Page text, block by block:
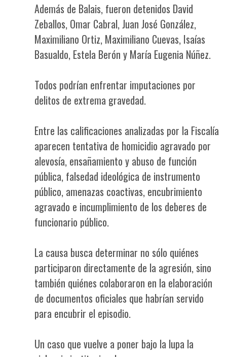
Además de Balais, fueron detenidos David
Zeballos, Omar Cabral, Juan José González,
Maximiliano Ortiz, Maximiliano Cuevas, Isaías
Basualdo, Estela Berón y María Eugenia Núñez.
Todos podrían enfrentar imputaciones por
delitos de extrema gravedad.
Entre las calificaciones analizadas por la Fiscalía
aparecen tentativa de homicidio agravado por
alevosía, ensañamiento y abuso de función
pública, falsedad ideológica de instrumento
público, amenazas coactivas, encubrimiento
agravado e incumplimiento de los deberes de
funcionario público.
La causa busca determinar no sólo quiénes
participaron directamente de la agresión, sino
también quiénes colaboraron en la elaboración
de documentos oficiales que habrían servido
para encubrir el episodio.
Un caso que vuelve a poner bajo la lupa la